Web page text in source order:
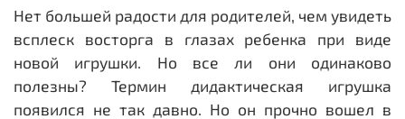
Нет большей радости для родителей, чем увидеть
всплеск восторга в глазах ребенка при виде
новой игрушки. Но все ли они одинаково
полезны? Термин дидактическая игрушка
появился не так давно. Но он прочно вошел в